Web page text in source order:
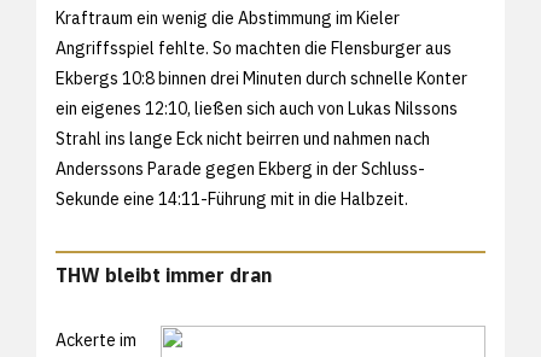
Kraftraum ein wenig die Abstimmung im Kieler
Angriffsspiel fehlte. So machten die Flensburger aus
Ekbergs 10:8 binnen drei Minuten durch schnelle Konter
ein eigenes 12:10, ließen sich auch von Lukas Nilssons
Strahl ins lange Eck nicht beirren und nahmen nach
Anderssons Parade gegen Ekberg in der Schluss-
Sekunde eine 14:11-Führung mit in die Halbzeit.
THW bleibt immer dran
Ackerte im